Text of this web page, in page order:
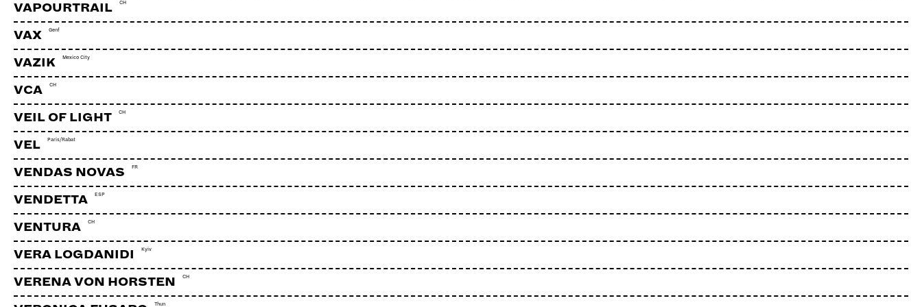
VAPOURTRAIL CH
VAX Genf
VAZIK Mexico City
VCA CH
VEIL OF LIGHT CH
VEL Paris/Rabat
VENDAS NOVAS FR
VENDETTA ESP
VENTURA CH
VERA LOGDANIDI Kyiv
VERENA VON HORSTEN CH
Thun